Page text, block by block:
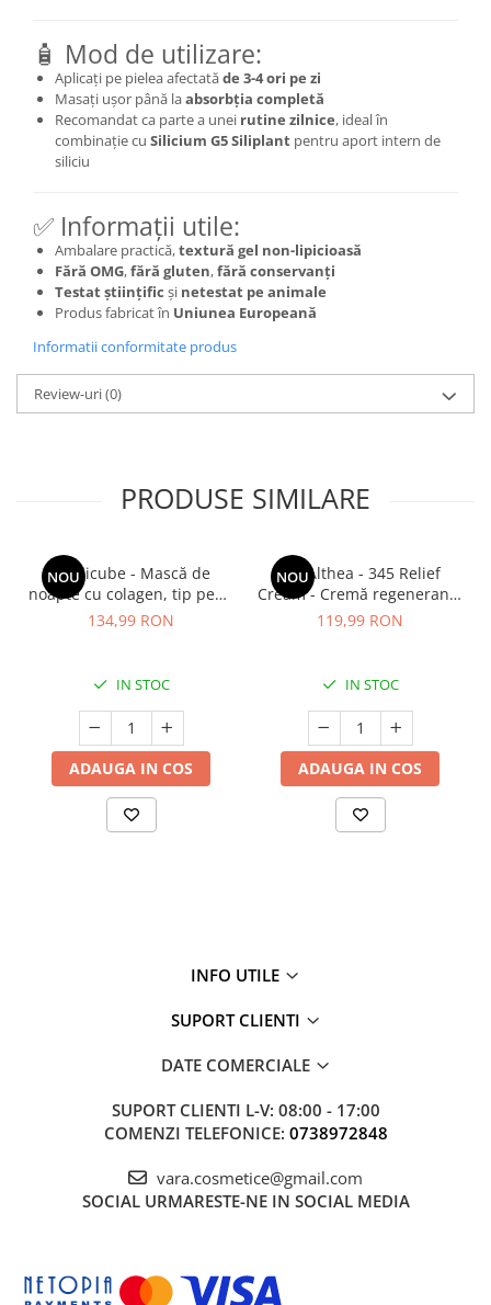
🧴 Mod de utilizare:
Aplicați pe pielea afectatăde 3-4 ori pe zi
Masați ușor până laabsorbția completă
Recomandat ca parte a unei rutine zilnice, ideal în
combinație cu Silicium G5 Siliplant pentru aport intern de
siliciu
✅ Informații utile:
Ambalare practică,textură gel non-lipicioasă
Fără OMG,fără gluten,fără conservanți
Testat științific și netestat pe animale
Produs fabricat în Uniunea Europeană
Informatii conformitate produs
Review-uri(0)
PRODUSE SIMILARE
NOU
Medicube - Mască de
noapte cu colagen, tip peel-
off (se îndepărtează prin
75 ml
134,99 RON
IN STOC
ADAUGA IN COS
NOU
Dr. Althea - 345 Relief
Cream - Cremă regenerantă
pentru față - 50 ml
119,99 RON
IN STOC
ADAUGA IN COS
INFO UTILE
SUPORT CLIENTI
DATE COMERCIALE
SUPORT CLIENTI L-V: 08:00 - 17:00
COMENZI TELEFONICE: 0738972848
vara.cosmetice@gmail.com
SOCIAL URMARESTE-NE IN SOCIAL MEDIA